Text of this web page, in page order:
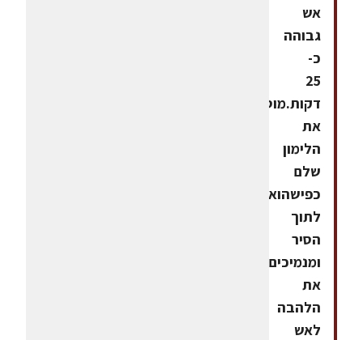
אש
גבוהה
כ-
25
דקות.מוסיפים
את
הלימון
שלם
כפישהוא
לתוך
הסיר
ומנמיכים
את
הלהבה
לאש